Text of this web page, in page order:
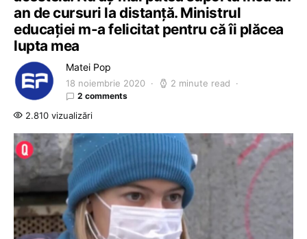
an de cursuri la distanţă. Ministrul
educației m-a felicitat pentru că îi plăcea
lupta mea
Matei Pop
18 noiembrie 2020 2 minute read
2 comments
2.810 vizualizări